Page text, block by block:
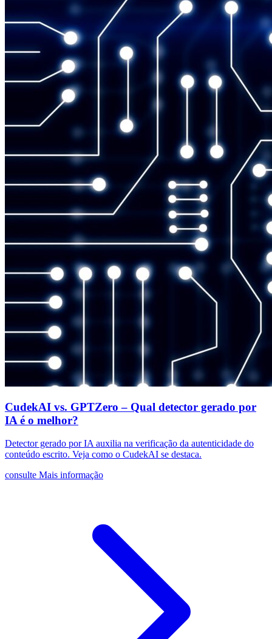
CudekAI vs. GPTZero – Qual detector gerado por
IA é o melhor?
Detector gerado por IA auxilia na verificação da autenticidade do
conteúdo escrito. Veja como o CudekAI se destaca.
consulte Mais informação